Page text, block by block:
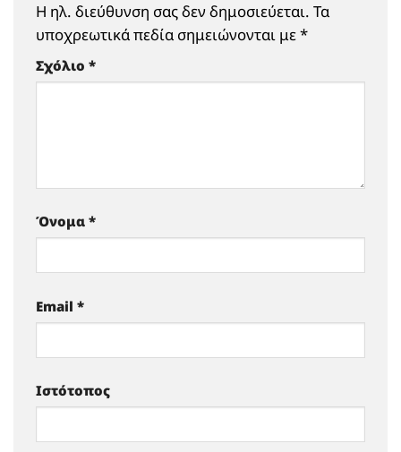
Η ηλ. διεύθυνση σας δεν δημοσιεύεται. Τα
υποχρεωτικά πεδία σημειώνονται με*
Σχόλιο *
Όνομα *
Email *
Ιστότοπος